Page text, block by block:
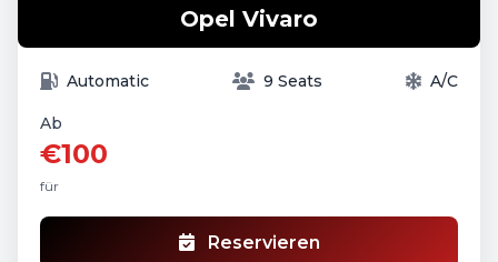
Opel Vivaro
Automatic 9 Seats A/C
Ab
€100
für
Reservieren